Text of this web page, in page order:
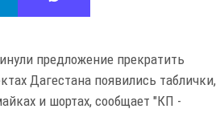
предложение прекратить
Дагестана появились таблички,
и шортах, сообщает "КП -